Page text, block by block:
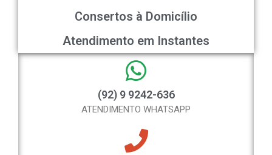
Consertos à Domicílio
Atendimento em Instantes
(92) 9 9242-636
ATENDIMENTO WHATSAPP